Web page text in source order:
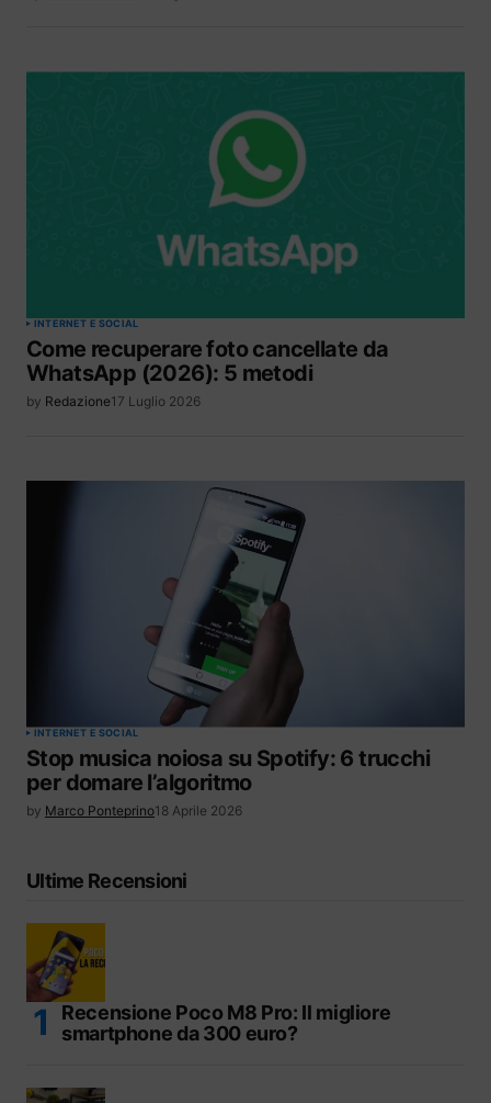
INTERNET E SOCIAL
Come recuperare foto cancellate da
WhatsApp (2026): 5 metodi
by Redazione17 Luglio 2026
INTERNET E SOCIAL
Stop musica noiosa su Spotify: 6 trucchi
per domare l’algoritmo
by Marco Ponteprino18 Aprile 2026
Ultime Recensioni
Recensione Poco M8 Pro: Il migliore
smartphone da 300 euro?